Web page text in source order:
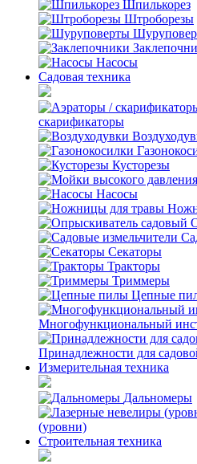
Шпилькорез
Штроборезы
Насосы
Садовая техника
скарификаторы
Кусторезы
Насосы
Секаторы
Тракторы
Триммеры
Цепные
Многофункциональный
Принадлежности для
Измерительная техника
Дальномеры
(уровни)
Строительная техника